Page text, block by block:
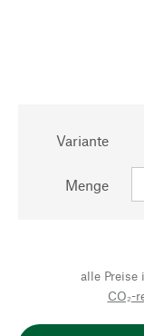
Variante
Menge
alle Preise
CO₂-